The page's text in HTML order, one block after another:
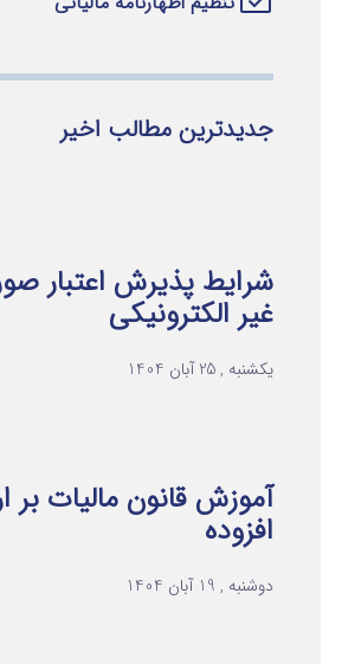
جدیدترین مطالب اخیر
شرایط پذیرش اعتبار
غیر الکترونیکی
یکشنبه , 25 آبان 1404
آموزش قانون مالیات بر
افزوده
دوشنبه , 19 آبان 1404